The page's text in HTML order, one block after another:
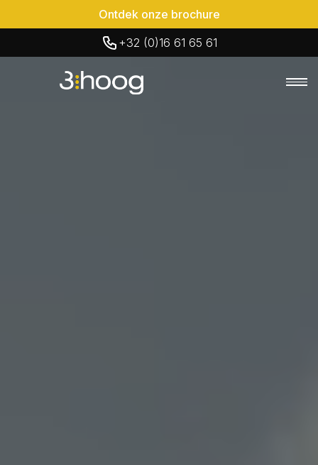
Ontdek onze brochure
+32 (0)16 61 65 61